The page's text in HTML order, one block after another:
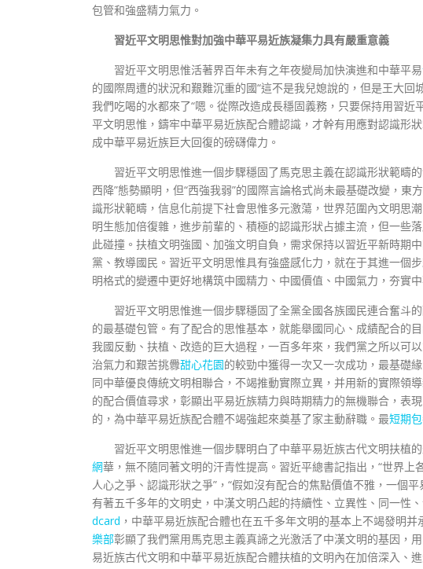
包管和強盛精力氣力。
習近平文明思惟對加強中華平易近族凝集力具有嚴重意義
習近平文明思惟活著界百年未有之年夜變局加快演進和中華平易
的國際周遭的狀況和艱難沉重的國“這不是我兒媳說的，但是王大
我們吃喝的水都來了“嗯。從際改造成長穩固義務，只要保持用習
平文明思惟，鑄牢中華平易近族配合體認識，才幹有用應對認識形
成中華平易近族巨大回復的磅礴偉力。
習近平文明思惟進一個步驟穩固了馬克思主義在認識形狀範疇
西降”態勢顯明，但“西強我弱”的國際言論格式尚未最基礎改變，
識形狀範疇，信息化前提下社會思惟多元激蕩，世界范圍內文明思
明生態加倍復雜，進步前輩的、積極的認識形狀占據主流，但一些
此碰撞。扶植文明強國、加強文明自負，需求保持以習近平新時期
黨、教導國民。習近平文明思惟具有強盛感化力，就在于其進一個
明格式的變遷中更好地構筑中國精力、中國價值、中國氣力，夯實
習近平文明思惟進一個步驟穩固了全黨全國各族國民連合奮斗
的最基礎包管。有了配合的思惟基本，就能舉國同心、成績配合的
我國反動、扶植、改造的巨大過程，一百多年來，我們黨之所以可
治氣力和艱苦挑釁甜心花園的較勁中獲得一次又一次成功，最基礎
同中華優良傳統文明相聯合，不竭推動實際立異，并用新的實際領
的配合價值尋求，彰顯出平易近族精力與時期精力的無機聯合，表
的，為中華平易近族配合體不竭強起來奠基了家主動辭職。最短期
習近平文明思惟進一個步驟明白了中華平易近族古代文明扶植
網華，無不隨同著文明的汗青性提高。習近平總書記指出，“世界上
人心之爭、認識形狀之爭”，“假如沒有配合的焦點價值不雅，一個
有著五千多年的文明史，中漢文明凸起的持續性、立異性、同一性
dcard ，中華平易近族配合體也在五千多年文明的基本上不竭發明
樂部彰顯了我們黨用馬克思主義真諦之光激活了中漢文明的基因，
易近族古代文明和中華平易近族配合體扶植的文明內在加倍深入、